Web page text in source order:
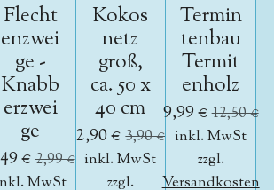
Flecht
enzwei
ge -
Knabb
erzwei
ge
€2,99 €
MwSt
Kokos
netz
groß,
ca. 50 x
40 cm
2,90 € 3,90 €
inkl. MwSt
zzgl.
Termin
tenbau
Termit
enholz
9,99 €12,50 €
inkl. MwSt
zzgl.
Versandkosten